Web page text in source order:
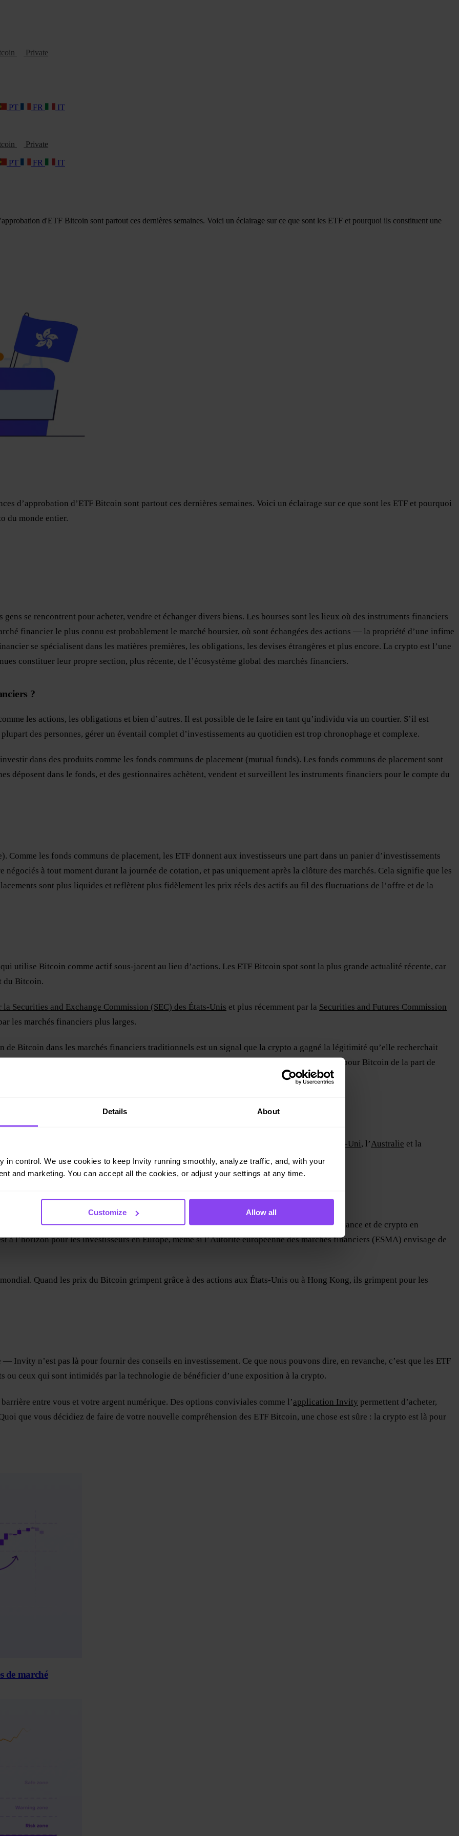
Details About
in control. We use cookies to keep Invity running smoothly, analyze traffic, and, with your
and marketing. You can accept all the cookies, or adjust your settings at any time.
Customize Allow all
Private
PT FR
IT
Private
PT FR
IT
d'ETF Bitcoin sont partout ces dernières semaines. Voici un éclairage sur ce que sont les ETF et pourquoi ils constituent une
d’approbation d’ETF Bitcoin sont partout ces dernières semaines. Voici un éclairage sur ce que sont les ETF et pourquoi
du monde entier.
se rencontrent pour acheter, vendre et échanger divers biens. Les bourses sont les lieux où des instruments financiers
financier le plus connu est probablement le marché boursier, où sont échangées des actions — la propriété d’une infime
se spécialisent dans les matières premières, les obligations, les devises étrangères et plus encore. La crypto est l’une
constituer leur propre section, plus récente, de l’écosystème global des marchés financiers.
?
les actions, les obligations et bien d’autres. Il est possible de le faire en tant qu’individu via un courtier. S’il est
des personnes, gérer un éventail complet d’investissements au quotidien est trop chronophage et complexe.
dans des produits comme les fonds communs de placement (mutual funds). Les fonds communs de placement sont
déposent dans le fonds, et des gestionnaires achètent, vendent et surveillent les instruments financiers pour le compte du
les fonds communs de placement, les ETF donnent aux investisseurs une part dans un panier d’investissements
négociés à tout moment durant la journée de cotation, et pas uniquement après la clôture des marchés. Cela signifie que les
sont plus liquides et reflètent plus fidèlement les prix réels des actifs au fil des fluctuations de l’offre et de la
utilise Bitcoin comme actif sous-jacent au lieu d’actions. Les ETF Bitcoin spot sont la plus grande actualité récente, car
du Bitcoin.
la Securities and Exchange Commission (SEC) des États-Unis et plus récemment par la Securities and Futures Commission
les marchés financiers plus larges.
Bitcoin dans les marchés financiers traditionnels est un signal que la crypto a gagné la légitimité qu’elle recherchait
également une nouvelle vague d’investissement — en bref, davantage de demande pour Bitcoin de la part de
cette demande croissante implique également une hausse des prix.
États-Unis. Hong Kong a récemment approuvé des ETF Bitcoin et Ethereum, et le Royaume-Uni, l’ Australie et la
aux ETF Bitcoin ?
Les régulateurs européens jouent une carte beaucoup plus prudente en matière de finance et de crypto en
à l’horizon pour les investisseurs en Europe, même si l’Autorité européenne des marchés financiers (ESMA) envisage de
Quand les prix du Bitcoin grimpent grâce à des actions aux États-Unis ou à Hong Kong, ils grimpent pour les
Invity n’est pas là pour fournir des conseils en investissement. Ce que nous pouvons dire, en revanche, c’est que les ETF
ou ceux qui sont intimidés par la technologie de bénéficier d’une exposition à la crypto.
entre vous et votre argent numérique. Des options conviviales comme l’application Invity permettent d’acheter,
que vous décidiez de faire de votre nouvelle compréhension des ETF Bitcoin, une chose est sûre : la crypto est là pour
de marché